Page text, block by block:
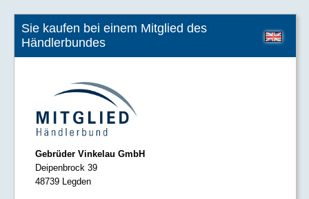
Sie kaufen bei einem Mitglied des
Händlerbundes
Gebrüder Vinkelau GmbH
Deipenbrock 39
48739 Legden